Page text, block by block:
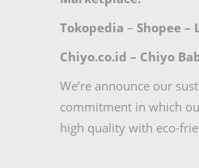
Tokopedia – Shopee –
Chiyo.co.id – Chiyo
We’re announce our
commitment in which
high quality with eco-